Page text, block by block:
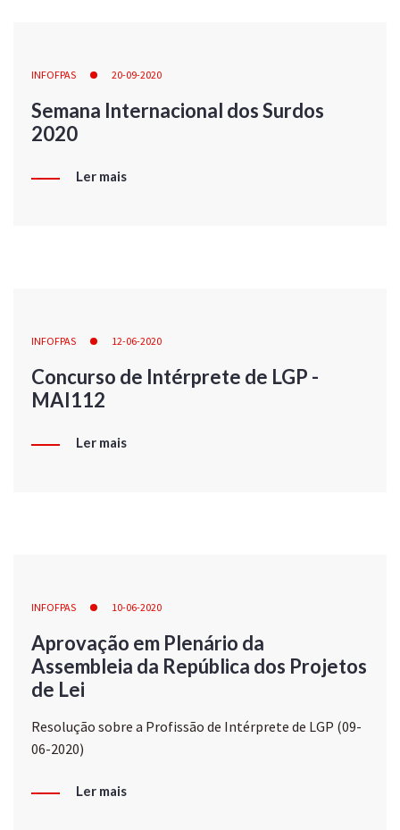
INFOFPAS 20-09-2020
Semana Internacional dos Surdos
2020
Ler mais
INFOFPAS 12-06-2020
Concurso de Intérprete de LGP -
MAI112
Ler mais
INFOFPAS 10-06-2020
Aprovação em Plenário da
Assembleia da República dos Projetos
de Lei
Resolução sobre a Profissão de Intérprete de LGP (09-
06-2020)
Ler mais